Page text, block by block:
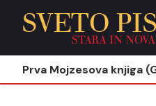
SVETO
STARA IN
Prva Mojzesova knjiga